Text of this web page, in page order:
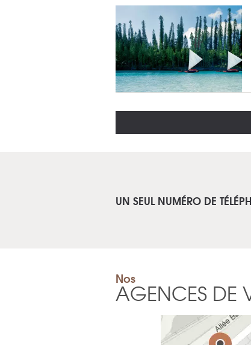
UN SEUL NUMÉRO DE
Nos
AGENCES DE